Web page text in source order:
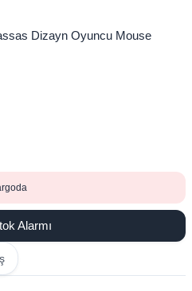
Dizayn Oyuncu Mouse
Alarmı